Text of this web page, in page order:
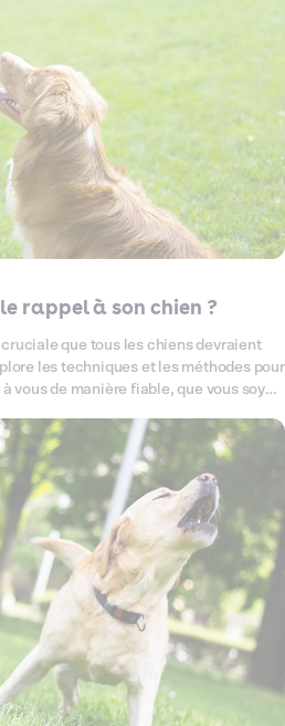
rappel à son chien ?
que tous les chiens devraient
les techniques et les méthodes pour
vous de manière fiable, que vous soyez